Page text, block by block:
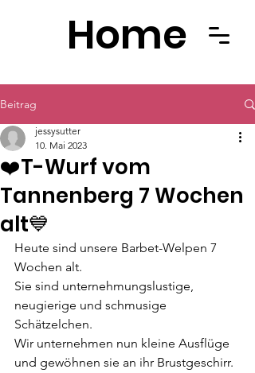
Home
Beitrag
❤️T-Wurf vom
Tannenberg 7 Wochen
alt💙
jessysutter
10. Mai 2023
Heute sind unsere Barbet-Welpen 7
Wochen alt.
Sie sind unternehmungslustige,
neugierige und schmusige
Schätzelchen.
Wir unternehmen nun kleine Ausflüge
und gewöhnen sie an ihr Brustgeschirr.